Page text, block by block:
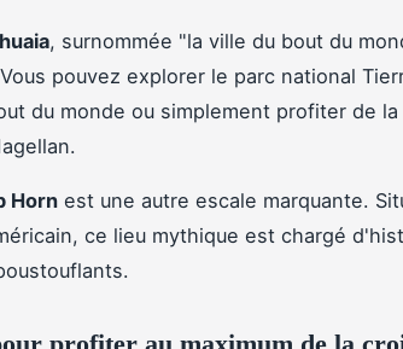
, surnommée "la ville du bout du
pouvez explorer le parc national
du monde ou simplement profiter de
Horn est une autre escale marquante.
ce lieu mythique est chargé